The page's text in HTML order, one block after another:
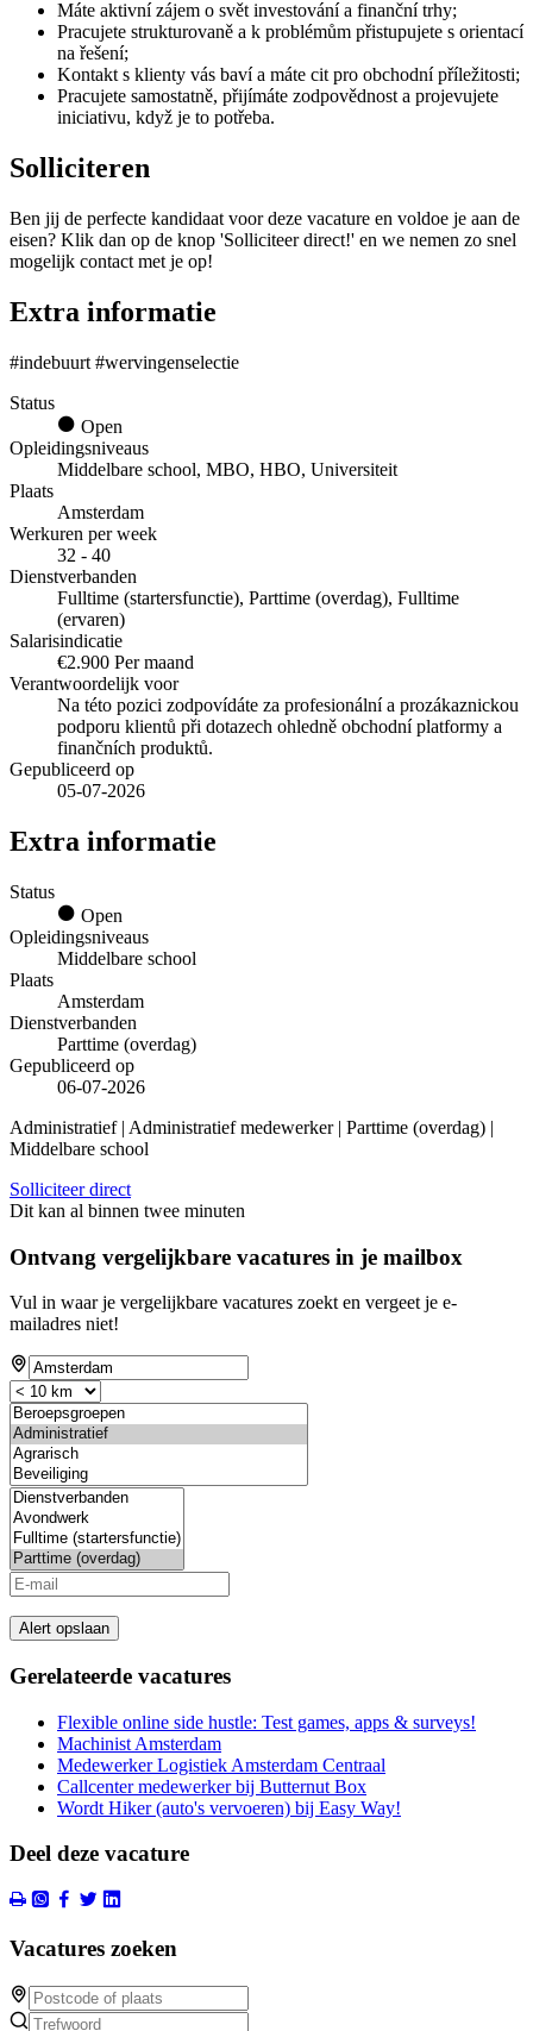
Máte aktivní zájem o svět investování a finanční trhy;
Pracujete strukturovaně a k problémům přistupujete s orientací
na řešení;
Kontakt s klienty vás baví a máte cit pro obchodní příležitosti;
Pracujete samostatně, přijímáte zodpovědnost a projevujete
iniciativu, když je to potřeba.
Solliciteren
Ben jij de perfecte kandidaat voor deze vacature en voldoe je aan de
eisen? Klik dan op de knop 'Solliciteer direct!' en we nemen zo snel
mogelijk contact met je op!
Extra informatie
#indebuurt #wervingenselectie
Status
Open
Opleidingsniveaus
Middelbare school, MBO, HBO, Universiteit
Plaats
Amsterdam
Werkuren per week
32 - 40
Dienstverbanden
Fulltime (startersfunctie), Parttime (overdag), Fulltime
(ervaren)
Salarisindicatie
€2.900 Per maand
Verantwoordelijk voor
Na této pozici zodpovídáte za profesionální a prozákaznickou
podporu klientů při dotazech ohledně obchodní platformy a
finančních produktů.
Gepubliceerd op
05-07-2026
Extra informatie
Status
Open
Opleidingsniveaus
Middelbare school
Plaats
Amsterdam
Dienstverbanden
Parttime (overdag)
Gepubliceerd op
06-07-2026
Administratief | Administratief medewerker | Parttime (overdag) |
Middelbare school
Solliciteer direct
Dit kan al binnen twee minuten
Ontvang vergelijkbare vacatures in je mailbox
Vul in waar je vergelijkbare vacatures zoekt en vergeet je e-
mailadres niet!
Alert opslaan
Gerelateerde vacatures
Flexible online side hustle: Test games, apps & surveys!
Machinist Amsterdam
Medewerker Logistiek Amsterdam Centraal
Callcenter medewerker bij Butternut Box
Wordt Hiker (auto's vervoeren) bij Easy Way!
Deel deze vacature
Vacatures zoeken